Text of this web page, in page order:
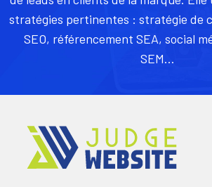
stratégies pertinentes : stratégie de
SEO, référencement SEA, social
SEM…